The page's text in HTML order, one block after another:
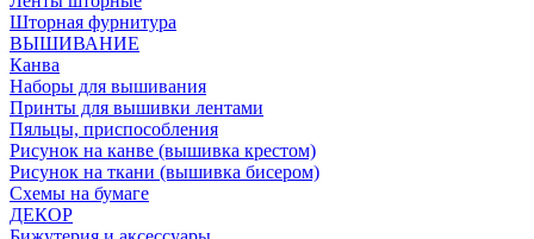
Шторная фурнитура
ВЫШИВАНИЕ
Канва
Наборы для вышивания
Принты для вышивки лентами
Пяльцы, приспособления
Рисунок на канве (вышивка крестом)
Рисунок на ткани (вышивка бисером)
Схемы на бумаге
ДЕКОР